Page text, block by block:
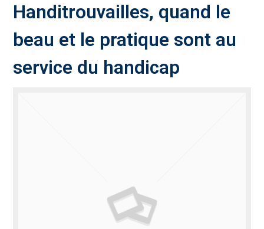
Handitrouvailles, quand le
beau et le pratique sont au
service du handicap